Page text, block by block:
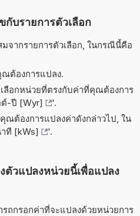
กับรายการตัวเลือก
จากรายการตัวเลือก, ในกรณีนี้คือ
ต้องการแปลง.
เลือกหน่วยที่ตรงกับค่าที่คุณต้องการ
ต์-ปี [Wyr]
'.
ณต้องการแปลงค่าดังกล่าวไป, ใน
ที [kWs] '.
วแปลงหน่วยนี้เพื่อแปลง
ถกรอกค่าที่จะแปลงด้วยหน่วยการ